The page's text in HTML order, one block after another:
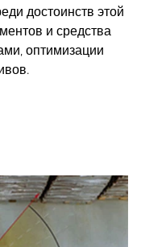
достоинств этой
и средства
оптимизации